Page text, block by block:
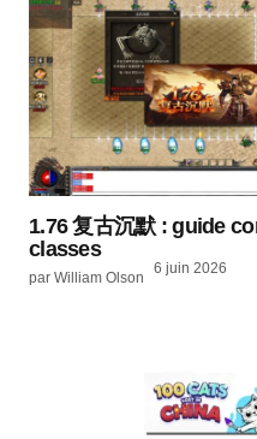
1.76 复古沉默 : guide
classes
par William Olson
6 juin 2026